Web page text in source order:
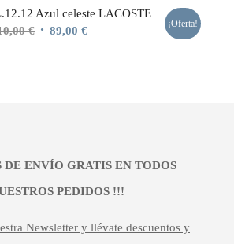
Azul celeste LACOSTE
€ El 89,00 €El
¡Oferta!
DE ENVÍO GRATIS EN TODOS
PEDIDOS !!!
Newsletter y llévate descuentos y